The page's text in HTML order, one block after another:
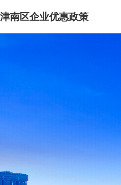
津南区企业优惠政策